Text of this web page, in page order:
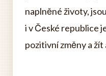
naplněné životy, jsou
i v České republice
pozitivní změny a